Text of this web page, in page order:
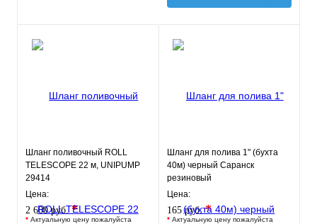
Шланг поливочный ROLL
TELESCOPE 22 м, UNIPUMP
29414
Цена:
2 600 руб. *
* Актуальную цену пожалуйста
Шланг для полива 1" (бухта
40м) черный Саранск
резиновый
Цена:
165 руб.*
* Актуальную цену пожалуйста